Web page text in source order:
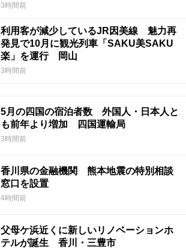
3時間前
利用客が減少しているJR因美線 魅力再
発見で10月に観光列車「SAKU美SAKU
楽」を運行 岡山
3時間前
5月の四国の宿泊者数 外国人・日本人と
も前年より増加 四国運輸局
3時間前
香川県の金融機関 熊本地震の特別相談
窓口を設置
4時間前
父母ケ浜近くに新しいリノベーションホ
テルが誕生 香川・三豊市